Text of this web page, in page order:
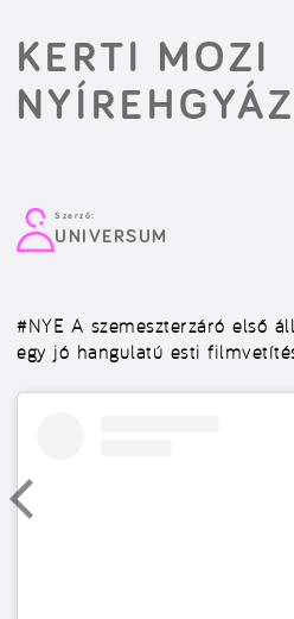
KERTI MOZI
Szerző:
UNIVERSUM
#NYE A szemeszterzáró első
egy jó hangulatú esti